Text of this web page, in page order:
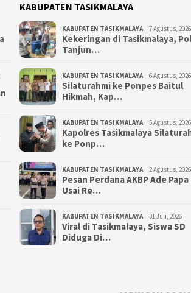
KABUPATEN TASIKMALAYA
KABUPATEN TASIKMALAYA 7 Agustus, 2026
Kekeringan di Tasikmalaya,
Tanjun…
KABUPATEN TASIKMALAYA 6 Agustus, 2026
Silaturahmi ke Ponpes Baitul
Hikmah, Kap…
KABUPATEN TASIKMALAYA 5 Agustus, 2026
Kapolres Tasikmalaya
ke Ponp…
KABUPATEN TASIKMALAYA 2 Agustus, 2026
Pesan Perdana AKBP Ade Papa
Usai Re…
KABUPATEN TASIKMALAYA 31 Juli, 2026
Viral di Tasikmalaya, Siswa SD
Diduga Di…